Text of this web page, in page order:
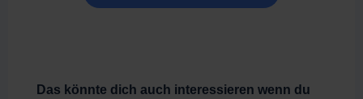
Das könnte dich auch interessieren wenn du